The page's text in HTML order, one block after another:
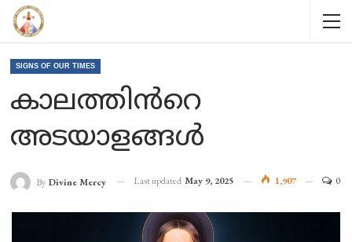
SIGNS OF OUR TIMES
കാലത്തിൻറെ
അടയാളങ്ങൾ
By Divine Mercy Last updated May 9, 2025 1,907 0